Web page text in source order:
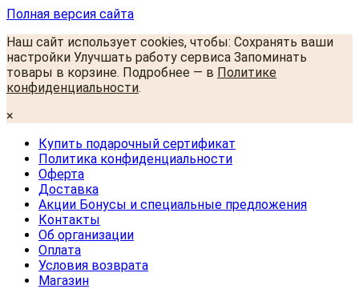
Полная версия сайта
Наш сайт использует cookies, чтобы: Сохранять ваши
настройки Улучшать работу сервиса Запоминать
товары в корзине. Подробнее — в Политике
конфиденциальности.
×
Купить подарочный сертификат
Политика конфиденциальности
Оферта
Доставка
Акции Бонусы и специальные предложения
Контакты
Об организации
Оплата
Условия возврата
Магазин